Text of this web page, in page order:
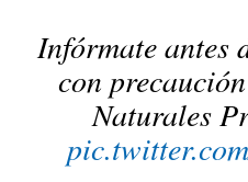
Infórmate antes
con
Naturales